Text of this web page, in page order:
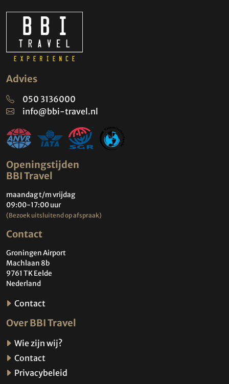
Advies
050 3136000
info@bbi-travel.nl
Openingstijden
BBI Travel
maandag t/m vrijdag
09:00-17:00 uur
(Bezoek uitsluitend op afspraak)
Contact
Groningen Airport
Machlaan 8b
9761 TK Eelde
Nederland
Contact
Over BBI Travel
Wie zijn wij?
Contact
Privacybeleid